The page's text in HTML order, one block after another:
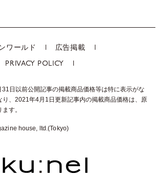
ワールド 広告掲載
PRIVACY POLICY
日以前公開記事の掲載商品価格等は特に表示がな
、2021年4月1日更新記事内の掲載商品価格は、 原
す。
house, ltd.(Tokyo)